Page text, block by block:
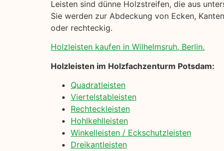
Leisten sind dünne Holzstreifen, die aus
Sie werden zur Abdeckung von Ecken,
oder rechteckig.
Holzleisten kaufen in Wilhelmsruh, Berlin.
Holzleisten im Holzfachzenturm Potsdam:
Quadratleisten
Viertelstableisten
Rechteckleisten
Hohlkehlleisten
Winkelleisten / Eckschutzleisten
Dreikantleisten